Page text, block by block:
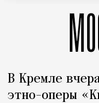
В Кремле
этно-оперы